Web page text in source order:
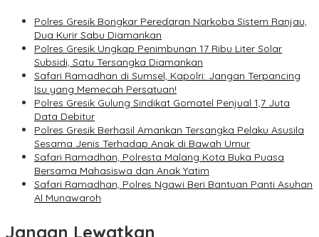
Polres Gresik Bongkar Peredaran Narkoba Sistem Ranjau,
Dua Kurir Sabu Diamankan
Polres Gresik Ungkap Penimbunan 17 Ribu Liter Solar
Subsidi, Satu Tersangka Diamankan
Safari Ramadhan di Sumsel, Kapolri: Jangan Terpancing
Isu yang Memecah Persatuan!
Polres Gresik Gulung Sindikat Gomatel Penjual 1,7 Juta
Data Debitur
Polres Gresik Berhasil Amankan Tersangka Pelaku Asusila
Sesama Jenis Terhadap Anak di Bawah Umur
Safari Ramadhan, Polresta Malang Kota Buka Puasa
Bersama Mahasiswa dan Anak Yatim
Safari Ramadhan, Polres Ngawi Beri Bantuan Panti Asuhan
Al Munawaroh
Jangan Lewatkan